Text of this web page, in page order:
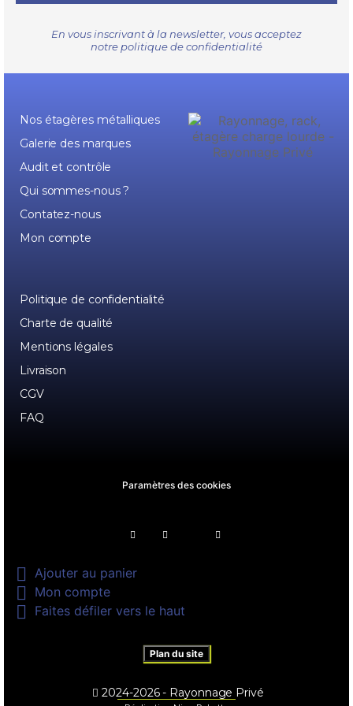
En vous inscrivant à la newsletter, vous acceptez
notre politique de confidentialité
Nos étagères métalliques
Galerie des marques
Audit et contrôle
Qui sommes-nous ?
Contatez-nous
Mon compte
Politique de confidentialité
Charte de qualité
Mentions légales
Livraison
CGV
FAQ
Paramètres des cookies
 Ajouter au panier
 Mon compte
 Faites défiler vers le haut
Plan du site
2024-2026 - Rayonnage Privé